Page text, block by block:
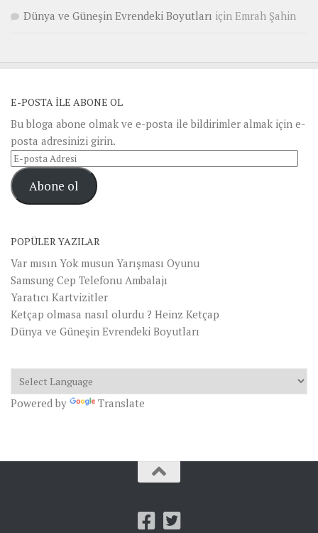
Dünya ve Güneşin Evrendeki Boyutları için Emrah Şahin
E-POSTA ILE ABONE OL
Bu bloga abone olmak ve e-posta ile bildirimler almak için e-
posta adresinizi girin.
E-
posta
AdresiAbone ol
POPÜLER YAZILAR
Var mısın Yok musun Yarışması Oyunu
Samsung Cep Telefonu Ambalajı
Yaratıcı Kartvizitler
Ketçap olmasa nasıl olurdu ? Heinz Ketçap
Dünya ve Güneşin Evrendeki Boyutları
Powered by Translate